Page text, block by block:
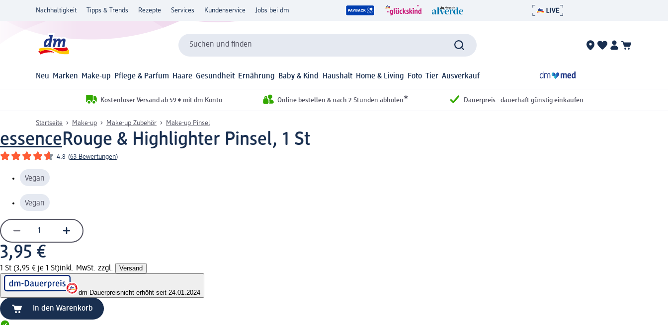
Nachhaltigkeit Tipps & Trends Rezepte Services Kundenservice Jobs bei dm
Suchen und finden
Neu Marken Make-up Pflege & Parfum Haare Gesundheit Ernährung Baby & Kind Haushalt Home & Living Foto Tier Ausverkauf
Kostenloser Versand ab 59 € mit dm-Konto Online bestellen & nach 2 Stunden abholen* Dauerpreis - dauerhaft günstig einkaufen
Startseite Make-up Make-up Zubehör Make-up Pinsel
essenceRouge & Highlighter Pinsel, 1 St
4.8 (63 Bewertungen)
Vegan
Vegan
3,95 €
1 St (3,95 € je 1 St)inkl. MwSt. zzgl. Versand
dm-Dauerpreisnicht erhöht seit 24.01.2024
In den Warenkorb